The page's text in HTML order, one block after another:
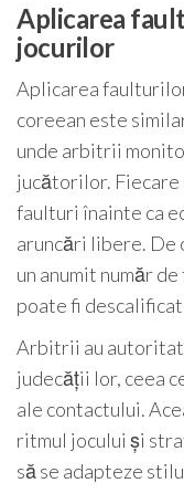
Aplicarea
jocurilor
Aplicarea
coreean este
unde arbitrii
jucătorilor. Fiecare
faulturi înainte ca
aruncări libere. De
un anumit număr
poate fi
Arbitrii au
judecății lor, ceea
ale contactului.
ritmul jocului și
să se adapteze